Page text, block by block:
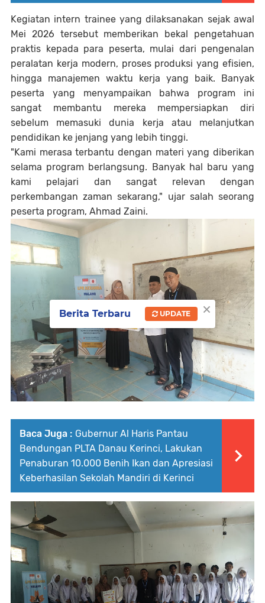
Kegiatan intern trainee yang dilaksanakan sejak awal
Mei 2026 tersebut memberikan bekal pengetahuan
praktis kepada para peserta, mulai dari pengenalan
peralatan kerja modern, proses produksi yang efisien,
hingga manajemen waktu kerja yang baik. Banyak
peserta yang menyampaikan bahwa program ini
sangat membantu mereka mempersiapkan diri
sebelum memasuki dunia kerja atau melanjutkan
pendidikan ke jenjang yang lebih tinggi.
"Kami merasa terbantu dengan materi yang diberikan
selama program berlangsung. Banyak hal baru yang
kami pelajari dan sangat relevan dengan
perkembangan zaman sekarang," ujar salah seorang
peserta program, Ahmad Zaini.
Baca Juga : Gubernur Al Haris Pantau
Bendungan PLTA Danau Kerinci, Lakukan
Penaburan 10.000 Benih Ikan dan Apresiasi
Keberhasilan Sekolah Mandiri di Kerinci
×
Berita Terbaru UPDATE